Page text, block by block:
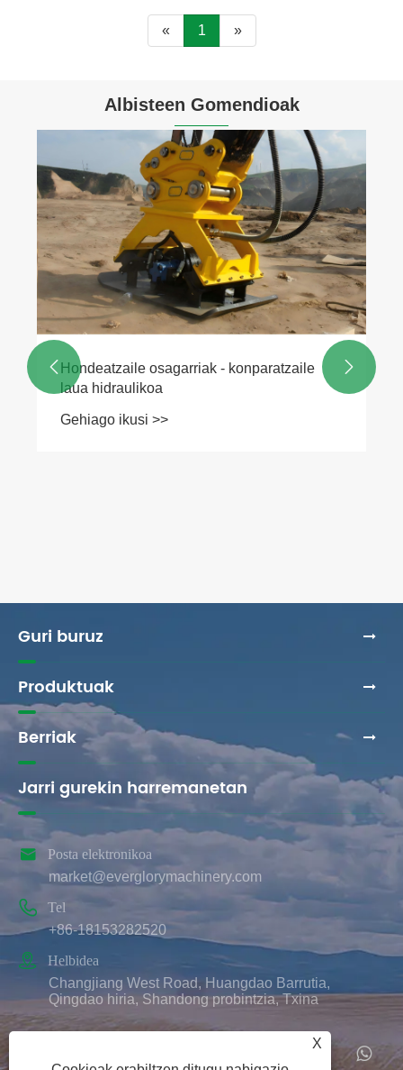
« 1 »
Albisteen Gomendioak
Hondeatzaile osagarriak - konparatzaile
laua hidraulikoa
Gehiago ikusi >>
 
Guri buruz
Produktuak
Berriak
Jarri gurekin harremanetan

Posta elektronikoa
market@everglorymachinery.com

Tel
+86-18153282520

Helbidea
Changjiang West Road, Huangdao Barrutia,
Qingdao hiria, Shandong probintzia, Txina
X